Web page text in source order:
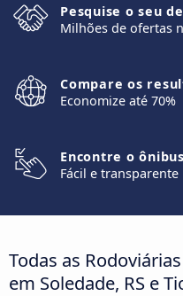
Pesquise o seu
Milhões de ofertas
Compare os
Economize até 70%
Encontre o
Fácil e transparente
Todas as
em Soledade, RS e